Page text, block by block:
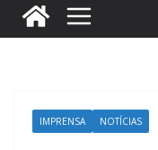
IMPRENSA NOTÍCIAS